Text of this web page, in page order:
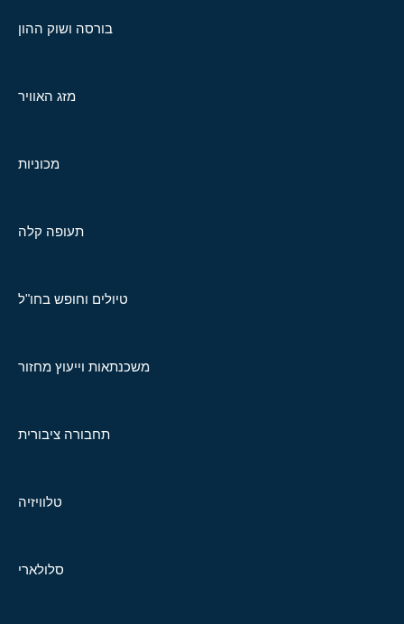
בורסה ושוק ההון
מזג האוויר
מכוניות
תעופה קלה
טיולים וחופש בחו"ל
משכנתאות וייעוץ מחזור
תחבורה ציבורית
טלוויזיה
סלולארי